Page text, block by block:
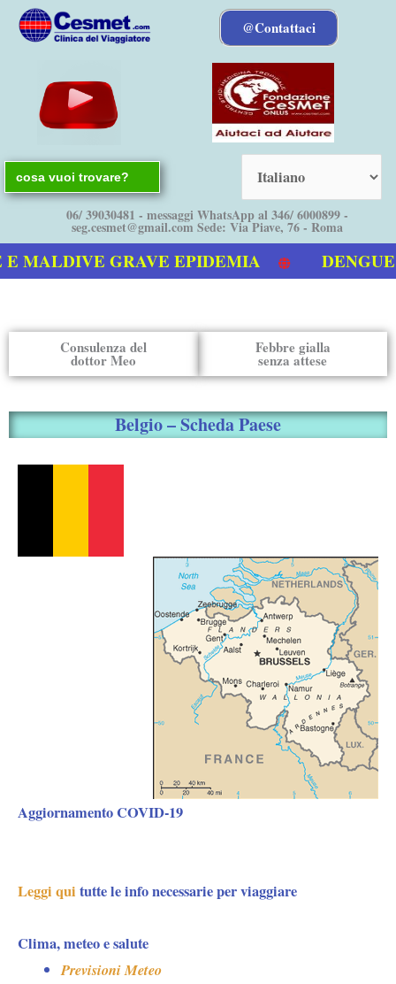
@Contattaci
Search
for:
06/ 39030481 - messaggi WhatsApp al 346/ 6000899 -
seg.cesmet@gmail.com Sede: Via Piave, 76 - Roma
GRAVE EPIDEMIA
DENGUE
Consulenza del
dottor Meo
Febbre gialla
senza attese
Belgio – Scheda Paese
Aggiornamento COVID-19
Leggi qui tutte le info necessarie per viaggiare
Clima, meteo e salute
Previsioni Meteo